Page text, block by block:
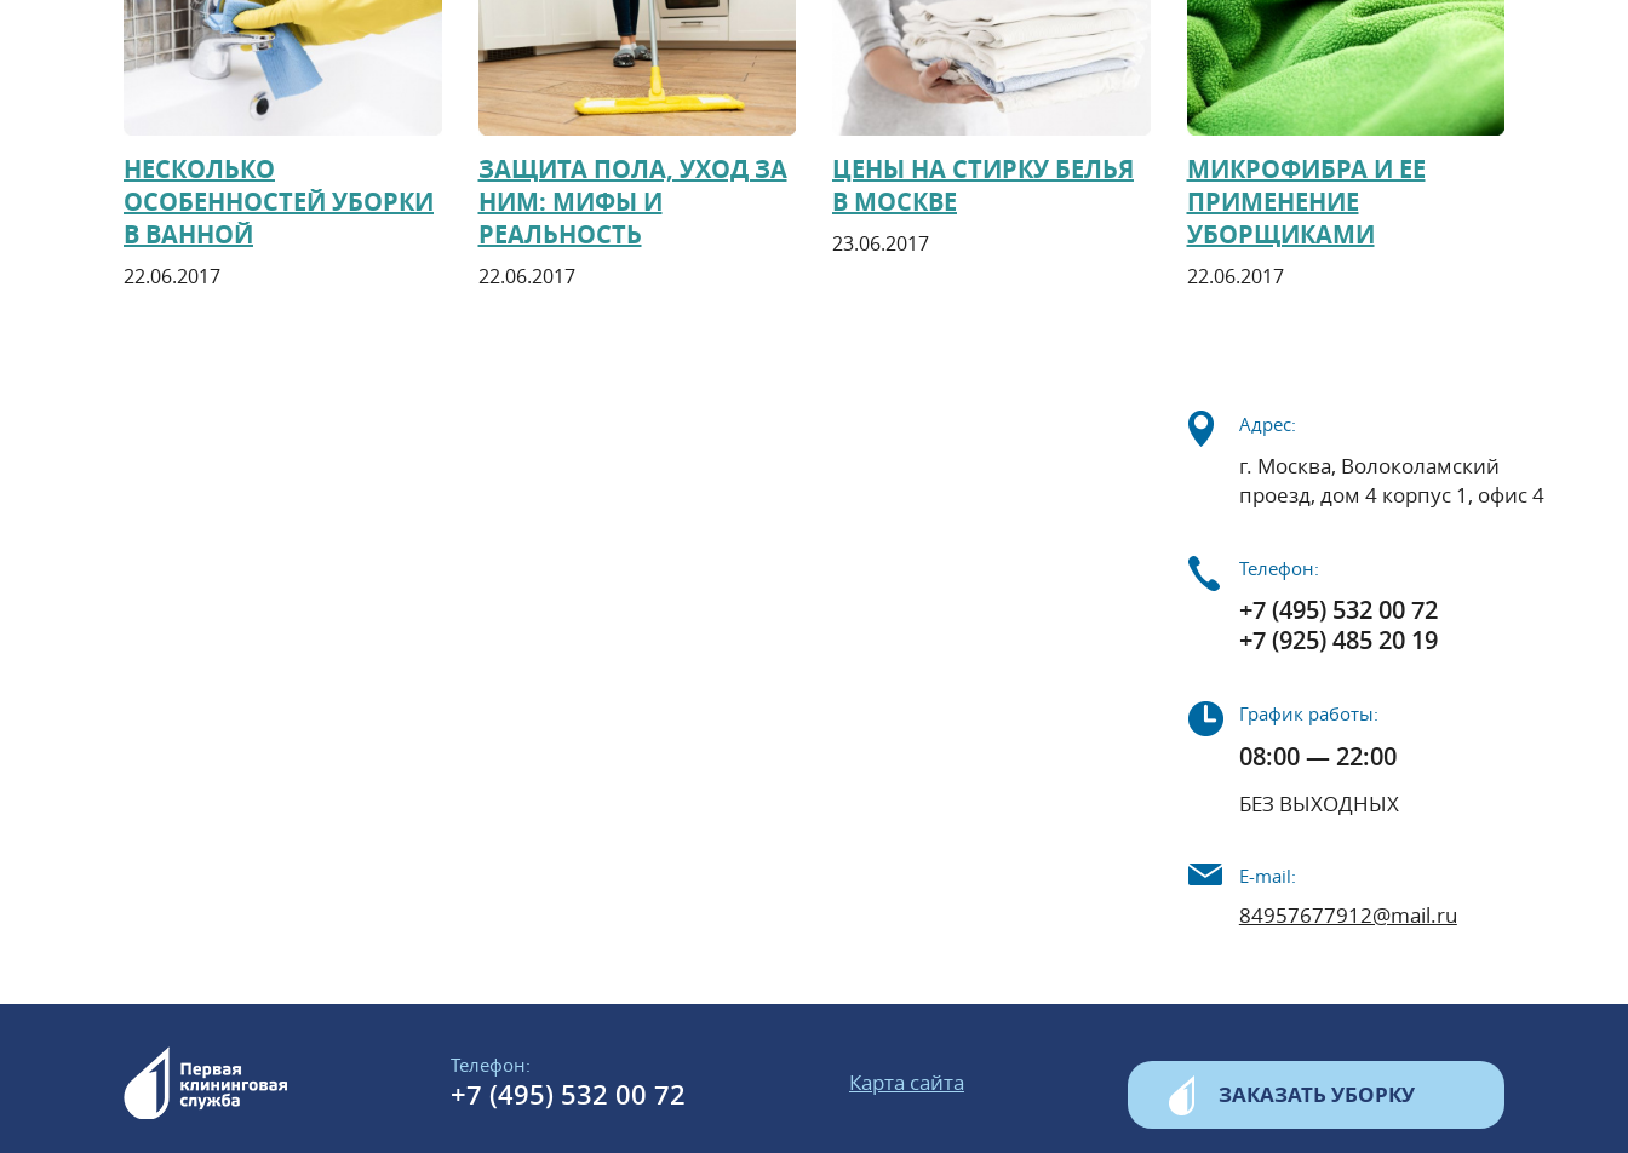
НЕСКОЛЬКО
ОСОБЕННОСТЕЙ УБОРКИ
В ВАННОЙ
22.06.2017
ЗАЩИТА ПОЛА, УХОД ЗА
НИМ: МИФЫ И
РЕАЛЬНОСТЬ
22.06.2017
ЦЕНЫ НА СТИРКУ БЕЛЬЯ
В МОСКВЕ
23.06.2017
МИКРОФИБРА И ЕЕ
ПРИМЕНЕНИЕ
УБОРЩИКАМИ
22.06.2017
Адрес:
г. Москва, Волоколамский
проезд, дом 4 корпус 1, офис 4
Телефон:
+7 (495) 532 00 72
+7 (925) 485 20 19
График работы:
08:00 — 22:00
БЕЗ ВЫХОДНЫХ
E-mail:
84957677912@mail.ru
Телефон:
+7 (495) 532 00 72 Карта сайта ЗАКАЗАТЬ УБОРКУ